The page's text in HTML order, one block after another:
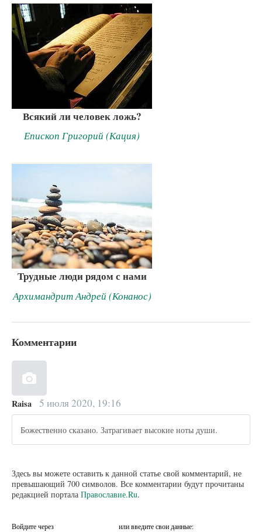
Всякий ли человек ложь?
Епископ Григорий (Кация)
Трудные люди рядом с нами
Архимандрит Андрей (Конанос)
Комментарии
Raisa 5 июля 2020, 19:16
Божественно сказано. Затрагивает высокие ноты души.
Здесь вы можете оставить к данной статье свой комментарий, не
превышающий 700 символов. Все комментарии будут прочитаны
редакцией портала Православие.Ru.
Войдите через или введите свои данные: